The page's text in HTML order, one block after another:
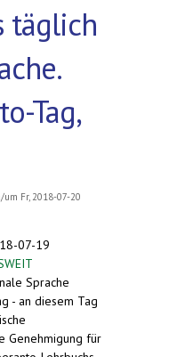
täglich
Tag,
um Fr, 2018-07-20
07-19
Sprache
- an diesem Tag
Genehmigung für